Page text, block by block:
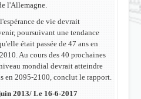
l'Allemagne.
l'espérance de vie devrait
, poursuivant une tendance
était passée de 47 ans en
Au cours des 40 prochaines
mondial devrait atteindre
en 2095-2100, conclut le rapport.
2013/ Le 16-6-2017